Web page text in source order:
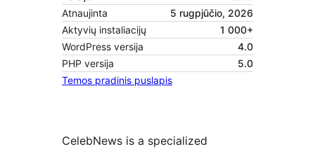
Atnaujinta
5 rugpjūčio, 2026
Aktyvių instaliacijų
1 000+
WordPress versija
4.0
PHP versija
5.0
Temos pradinis puslapis
CelebNews is a specialized